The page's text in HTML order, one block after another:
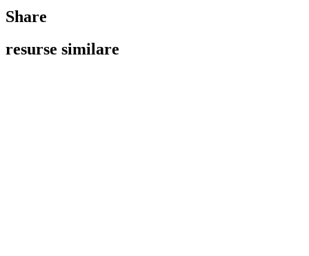
Share
resurse similare